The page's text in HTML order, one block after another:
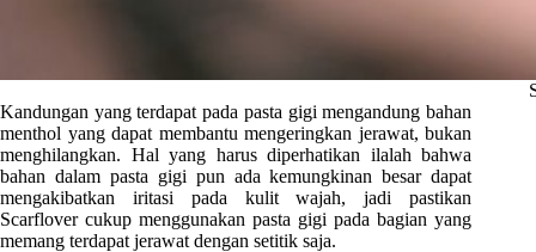
Kandungan yang terdapat pada pasta gigi mengandung bahan
menthol yang dapat membantu mengeringkan jerawat, bukan
menghilangkan. Hal yang harus diperhatikan ilalah bahwa
bahan dalam pasta gigi pun ada kemungkinan besar dapat
mengakibatkan iritasi pada kulit wajah, jadi pastikan
Scarflover cukup menggunakan pasta gigi pada bagian yang
memang terdapat jerawat dengan setitik saja.